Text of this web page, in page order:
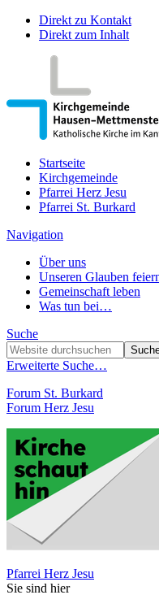
Direkt zu Kontakt
Direkt zum Inhalt
Startseite
Kirchgemeinde
Pfarrei Herz Jesu
Pfarrei St. Burkard
Navigation
Über uns
Unseren Glauben
Gemeinschaft leben
Was tun bei…
Suche
Erweiterte Suche…
Forum St. Burkard
Forum Herz Jesu
Pfarrei Herz Jesu
Sie sind hier